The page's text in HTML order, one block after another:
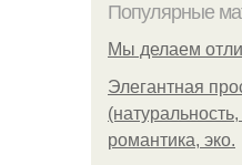
Популярные
Мы делаем
Элегантная
романтика, эко.